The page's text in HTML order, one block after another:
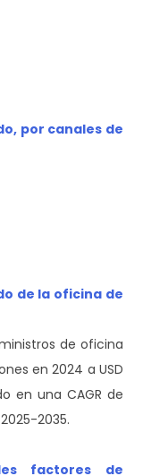
por canales de
de la oficina de
de oficina
en 2024 a USD
en una CAGR de
2035.
factores de